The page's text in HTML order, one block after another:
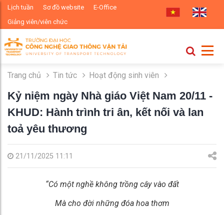
Lịch tuần Sơ đồ website
E-Office
Giảng viên/viên chức
Trang chủ Tin tức Hoạt động sinh viên
Kỷ niệm ngày Nhà giáo Việt Nam 20/11 -
KHUD: Hành trình tri ân, kết nối và lan
toả yêu thương
21/11/2025 11:11
“Có một nghề không trồng cây vào đất
Mà cho đời những đóa hoa thơm